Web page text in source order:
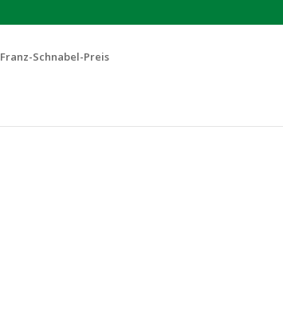
Franz-Schnabel-Preis